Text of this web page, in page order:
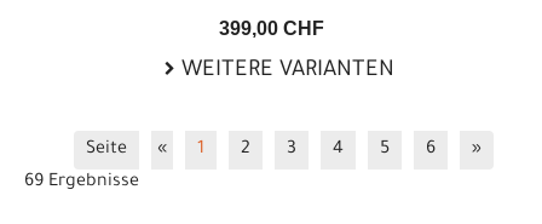
399,00 CHF
WEITERE VARIANTEN
Seite « 1 2 3 4 5 6
»
69 Ergebnisse